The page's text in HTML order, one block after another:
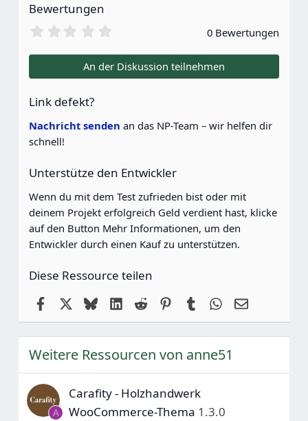
Bewertungen
0
0
S
n
e
0 Bewertungen
An der Diskussion teilnehmen
Link defekt?
Nachricht senden an das NP-Team – wir helfen dir
schnell!
Unterstütze den Entwickler
Wenn du mit dem Test zufrieden bist oder mit
deinem Projekt erfolgreich Geld verdient hast, klicke
auf den Button Mehr Informationen, um den
Entwickler durch einen Kauf zu unterstützen.
Diese Ressource teilen
FacebookBlueskyLinkedIn
Reddit Pinterest
Tumblr WhatsApp
E-Mail
Weitere Ressourcen von anne51
A
Carafity - Holzhandwerk
WooCommerce-Thema 1.3.0